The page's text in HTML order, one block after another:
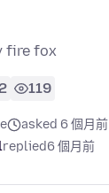
fire fox
119
asked 6 個月前
replied6 個月前